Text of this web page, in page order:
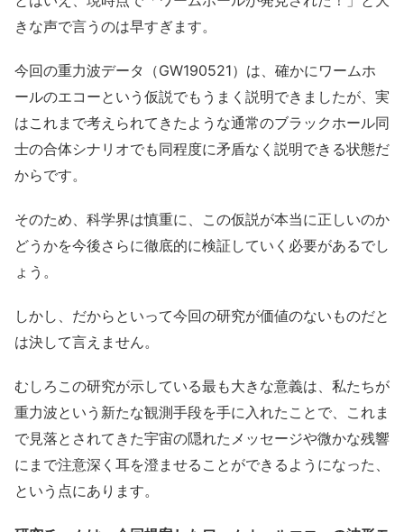
きな声で言うのは早すぎます。
今回の重力波データ（GW190521）は、確かにワームホ
ールのエコーという仮説でもうまく説明できましたが、実
はこれまで考えられてきたような通常のブラックホール同
士の合体シナリオでも同程度に矛盾なく説明できる状態だ
からです。
そのため、科学界は慎重に、この仮説が本当に正しいのか
どうかを今後さらに徹底的に検証していく必要があるでし
ょう。
しかし、だからといって今回の研究が価値のないものだと
は決して言えません。
むしろこの研究が示している最も大きな意義は、私たちが
重力波という新たな観測手段を手に入れたことで、これま
で見落とされてきた宇宙の隠れたメッセージや微かな残響
にまで注意深く耳を澄ませることができるようになった、
という点にあります。